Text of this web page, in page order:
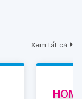
Xem tất cả